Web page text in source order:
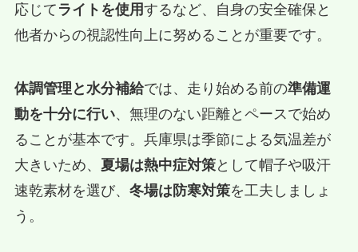
応じて ライトを使用するなど、自身の安全確保と
他者からの視認性向上に努めることが重要です。
体調管理と水分補給では、走り始める前の準備運
動を十分に行い、無理のない距離とペースで始め
ることが基本です。兵庫県は季節による気温差が
大きいため、 夏場は熱中症対策として帽子や吸汗
速乾素材を選び、 冬場は防寒対策を工夫しましょ
う。